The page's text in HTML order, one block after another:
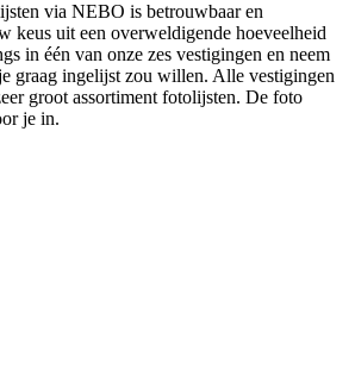
via NEBO is betrouwbaar en
keus uit een overweldigende hoeveelheid
in één van onze zes vestigingen en neem
graag ingelijst zou willen. Alle vestigingen
groot assortiment fotolijsten. De foto
je in.